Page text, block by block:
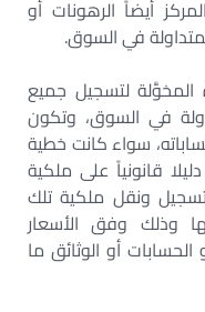
أيضاً الرهونات أو
في السوق.
لتسجيل جميع
في السوق، وتكون
سواء كانت خطية
قانونياً على ملكية
تسجيل ونقل ملكية تلك
وذلك وفق الأسعار
الحسابات أو الوثائق ما